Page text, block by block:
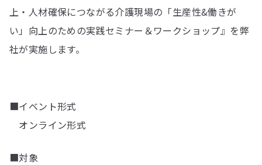
上・人材確保につながる介護現場の「生産性&働きが
い」向上のための実践セミナー＆ワークショップ』を弊
社が実施します。
■イベント形式
オンライン形式
■対象